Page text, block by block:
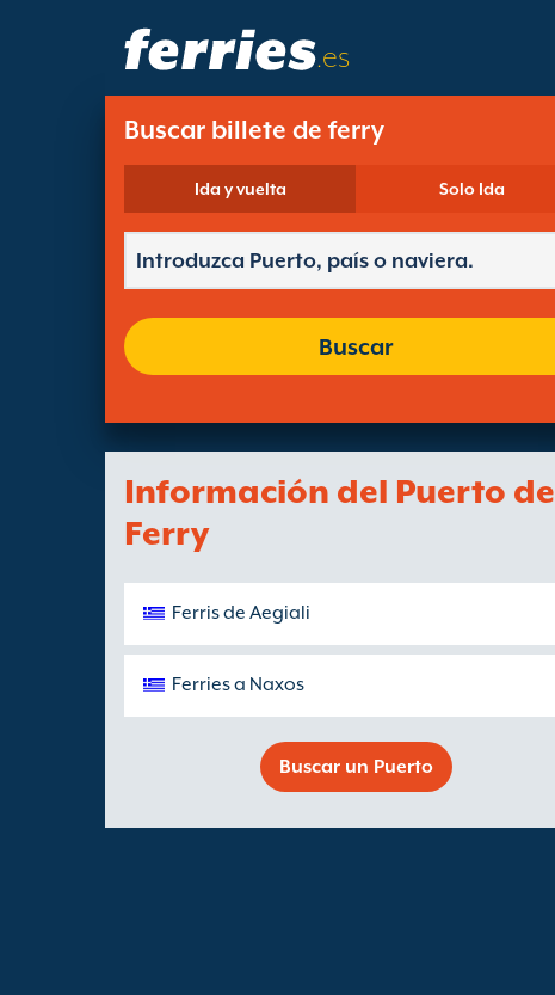
.es
Buscar billete de ferry
Ida y vuelta Solo Ida
Buscar
Información del Puerto de
Ferry
Ferris de Aegiali
Ferries a Naxos
Buscar un Puerto